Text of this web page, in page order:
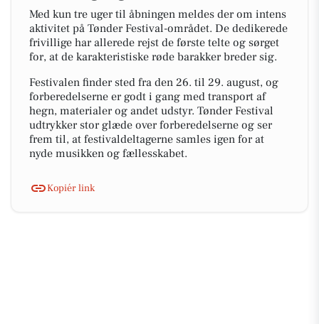
Med kun tre uger til åbningen meldes der om intens
aktivitet på Tønder Festival-området. De dedikerede
frivillige har allerede rejst de første telte og sørget
for, at de karakteristiske røde barakker breder sig.
Festivalen finder sted fra den 26. til 29. august, og
forberedelserne er godt i gang med transport af
hegn, materialer og andet udstyr. Tønder Festival
udtrykker stor glæde over forberedelserne og ser
frem til, at festivaldeltagerne samles igen for at
nyde musikken og fællesskabet.
Kopiér link